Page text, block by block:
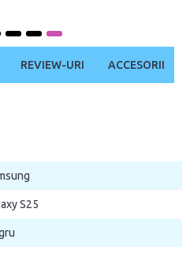
REVIEW-URI ACCESORII
S25